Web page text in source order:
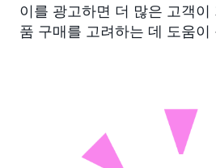
이를 광고하면 더 많은 고객
품 구매를 고려하는 데 도움이